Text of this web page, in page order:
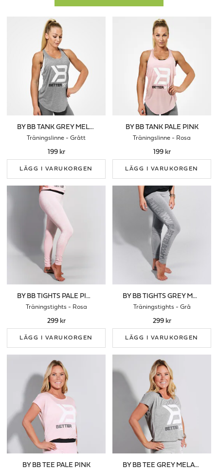
Behöver du fylla på med extra energi och protein efter träningen?
Då kanske någon av våra shakers passar dig, det är ett smidigt
sätt att ta med sig till exempel en proteinshake eller smoothie när
man är på språng. Våra shakers finns i två olika storlekar och det
finns flera härliga färger att välja mellan. Vi har även en praktisk
tredelad förvaringsbehållare som gör det enkelt att förvara och
ta med sig kosttillskott och proteinpulver portionsvis.
Ge bort ett presentkort från Better You! Välj mellan beloppen
BY BB TANK GREY MELANGE
Träningslinne - Grått
199 kr
LÄGG I VARUKORGEN
BY BB TANK PALE PINK
Träningslinne - Rosa
199 kr
LÄGG I VARUKORGEN
BY BB TIGHTS PALE PINK
Träningstights - Rosa
299 kr
LÄGG I VARUKORGEN
BY BB TIGHTS GREY MELANGE
Träningstights - Grå
299 kr
LÄGG I VARUKORGEN
BY BB TEE PALE PINK BY BB TEE GREY MELANGE